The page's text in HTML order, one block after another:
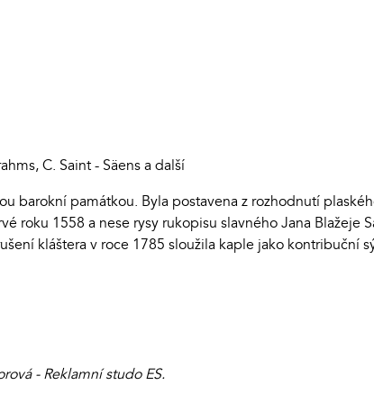
C. Saint - Säens a další
barokní památkou. Byla postavena z rozhodnutí
roku 1558 a nese rysy rukopisu slavného Jana Blažeje
kláštera v roce 1785 sloužila kaple jako kontribuční
- Reklamní studo ES.